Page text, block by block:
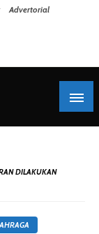
Advertorial
DILAKUKAN